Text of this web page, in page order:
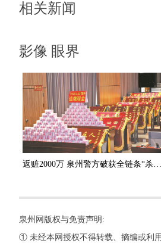
相关新闻
影像 眼界
返赃2000万 泉州警方破获全链条“杀猪盘”诈骗团伙
泉州网版权与免责声明:
① 未经本网授权不得转载、摘编或利